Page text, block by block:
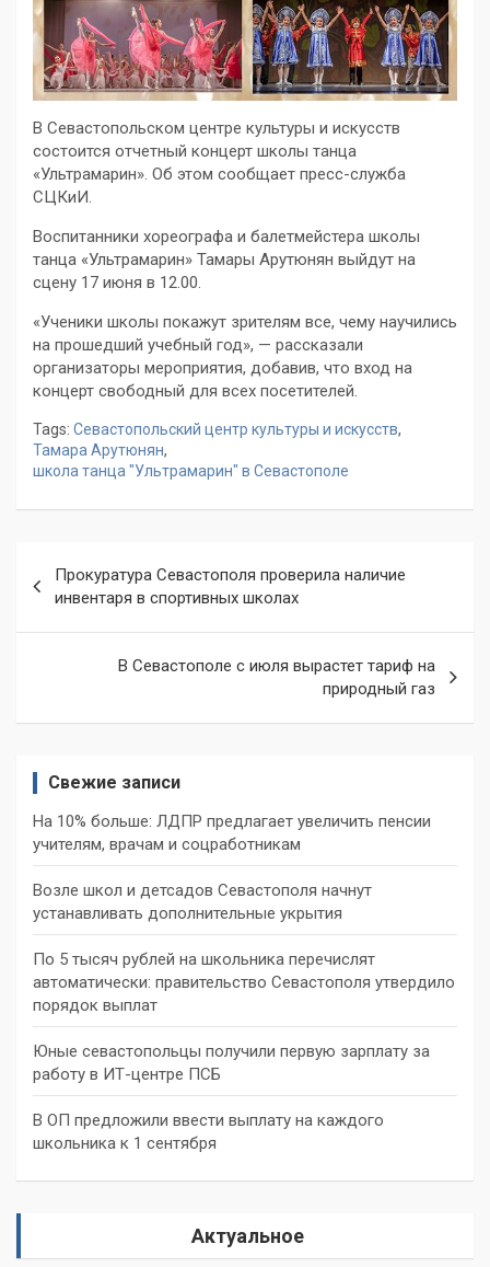
В Севастопольском центре культуры и искусств
состоится отчетный концерт школы танца
«Ультрамарин». Об этом сообщает пресс-служба
СЦКиИ.
Воспитанники хореографа и балетмейстера школы
танца «Ультрамарин» Тамары Арутюнян выйдут на
сцену 17 июня в 12.00.
«Ученики школы покажут зрителям все, чему научились
на прошедший учебный год», — рассказали
организаторы мероприятия, добавив, что вход на
концерт свободный для всех посетителей.
Tags: Севастопольский центр культуры и искусств,
Тамара Арутюнян,
школа танца "Ультрамарин" в Севастополе
по
записям
Прокуратура Севастополя проверила наличие
инвентаря в спортивных школах
В Севастополе с июля вырастет тариф на
природный газ
Свежие записи
На 10% больше: ЛДПР предлагает увеличить пенсии
учителям, врачам и соцработникам
Возле школ и детсадов Севастополя начнут
устанавливать дополнительные укрытия
По 5 тысяч рублей на школьника перечислят
автоматически: правительство Севастополя утвердило
порядок выплат
Юные севастопольцы получили первую зарплату за
работу в ИТ-центре ПСБ
В ОП предложили ввести выплату на каждого
школьника к 1 сентября
Актуальное